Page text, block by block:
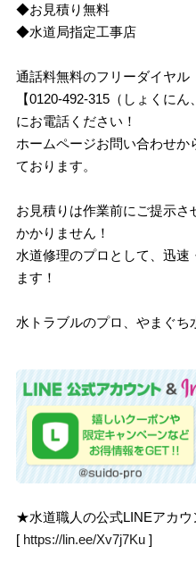
◆お見積り無料
◆水道局指定工事店
通話料無料のフリーダイヤル
【0120-492-315（しょくに
にお電話ください！
ホームページお問い合わせか
ております。
お見積りは作業前にご提示さ
かかりません！
水道修理のプロとして、迅速
ます！
水トラブルのプロ、やまぐ
★水道職人の公式LINEアカウ
[ https://lin.ee/Xv7j7Ku ]